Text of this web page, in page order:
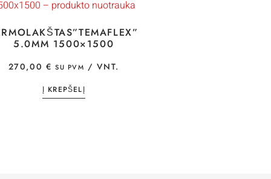
5.0MM 1500×1500
270,00 € SU PVM / VNT.
Į KREPŠELĮ